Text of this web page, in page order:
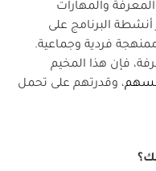
والمهارات
البرنامج على
ممنهجة فردية وجماعية.
فإن هذا المخيم
، وقدرتهم على تحمل